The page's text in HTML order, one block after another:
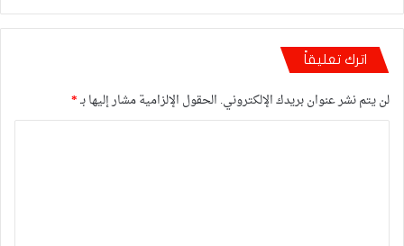
اترك تعليقاً
لن يتم نشر عنوان بريدك الإلكتروني. الحقول الإلزامية مشار إليها بـ*